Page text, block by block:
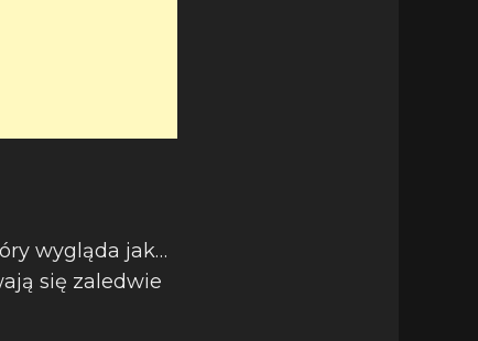
wygląda jak…
się zaledwie